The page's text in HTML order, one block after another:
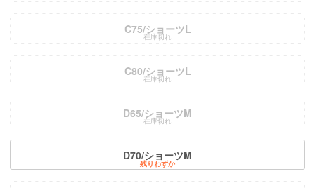
C75/ショーツL
在庫切れ
C80/ショーツL
在庫切れ
D65/ショーツM
在庫切れ
D70/ショーツM
残りわずか